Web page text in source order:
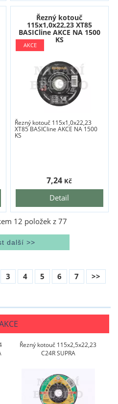
Řezný kotouč
115x1,0x22,23 XT85
BASICline AKCE NA 1500
KS
Řezný kotouč 115x1,0x22,23
XT85 BASICline AKCE NA 1500
KS
Detail
7,24 Kč
12 položek z77
3 4 5 6 7 >>
Řezný kotouč 115x2,5x22,23
C24R SUPRA